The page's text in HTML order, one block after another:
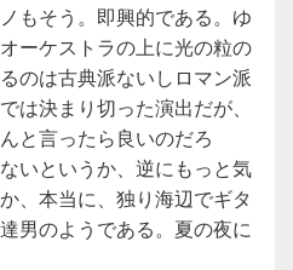
もそう。即興的である。ゆ
ーケストラの上に光の粒の
のは古典派ないしロマン派
は決まり切った演出だが、
と言ったら良いのだろ
いというか、逆にもっと気
、本当に、独り海辺でギタ
男のようである。夏の夜に